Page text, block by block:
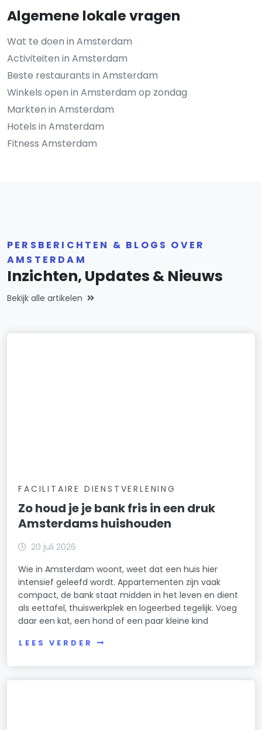
Algemene lokale vragen
Wat te doen in Amsterdam
Activiteiten in Amsterdam
Beste restaurants in Amsterdam
Winkels open in Amsterdam op zondag
Markten in Amsterdam
Hotels in Amsterdam
Fitness Amsterdam
PERSBERICHTEN & BLOGS OVER
AMSTERDAM
Inzichten, Updates & Nieuws
Bekijk alle artikelen
FACILITAIRE DIENSTVERLENING
Zo houd je je bank fris in een druk
Amsterdams huishouden
20 juli 2026
Wie in Amsterdam woont, weet dat een huis hier
intensief geleefd wordt. Appartementen zijn vaak
compact, de bank staat midden in het leven en dient
als eettafel, thuiswerkplek en logeerbed tegelijk. Voeg
daar een kat, een hond of een paar kleine kind
LEES VERDER